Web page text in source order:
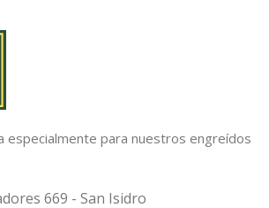
especialmente para nuestros engreídos
669 - San Isidro